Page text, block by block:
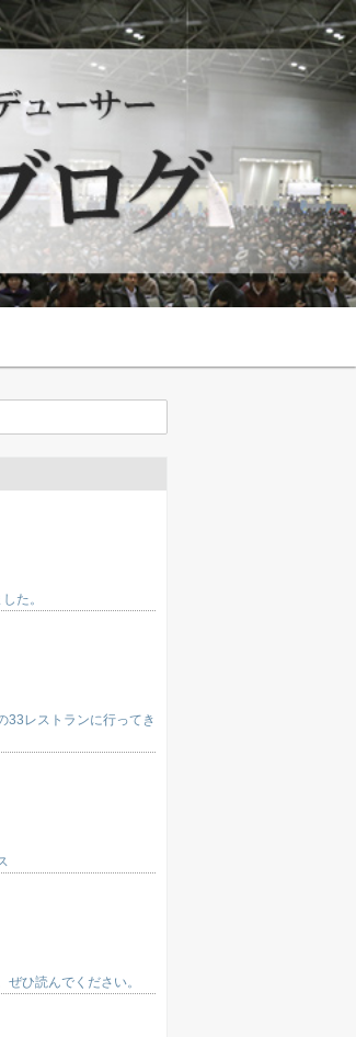
た。
33レストランに行ってき
ひ読んでください。